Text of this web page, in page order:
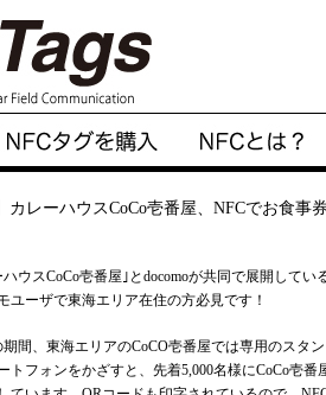
カレーハウスCoCo壱番屋、NFCでお食事
ウスCoCo壱番屋｣とdocomoが共同で展開してい
ユーザで東海エリア在住の方必見です！
期間、東海エリアのCoCO壱番屋では専用のスタ
トフォンをかざすと、先着5,000名様にCoCo壱番